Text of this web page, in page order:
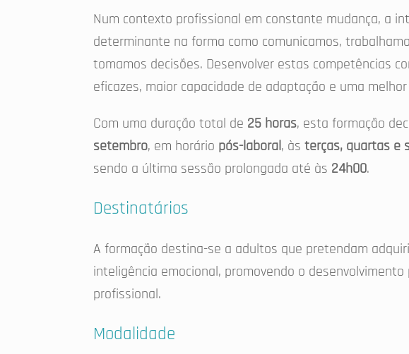
Num contexto profissional em constante mudança, a
determinante na forma como comunicamos,
tomamos decisões. Desenvolver estas competências
eficazes, maior capacidade de adaptação e uma
Com uma duração total de 25 horas, esta formação
setembro, em horário pós-laboral, às terças, quartas e
sendo a última sessão prolongada até às 24h00.
Destinatários
A formação destina-se a adultos que pretendam
inteligência emocional, promovendo o
profissional.
Modalidade